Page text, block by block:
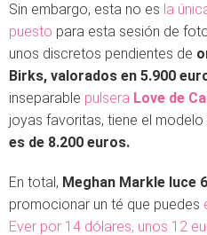
Sin embargo, esta no es la
puesto para esta sesión de
unos discretos pendientes de
Birks, valorados en 5.900
inseparable pulsera Love de
joyas favoritas, tiene el
es de 8.200 euros.
En total, Meghan Markle luce
promocionar un té que puedes
Ever por 14 dólares, unos 12